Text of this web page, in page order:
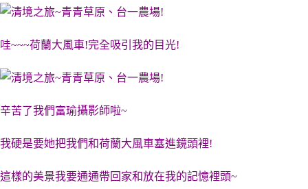
哇~~~荷蘭大風車!完全吸引我的目光!
辛苦了我們富瑜攝影師啦~
我硬是要她把我們和荷蘭大風車塞進鏡頭裡!
這樣的美景我要通通帶回家和放在我的記憶裡頭~